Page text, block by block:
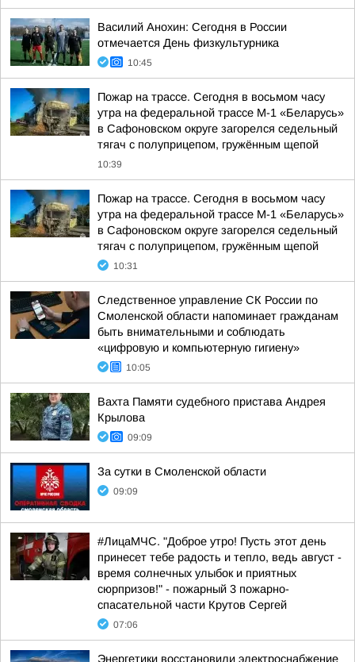
Василий Анохин: Сегодня в России
отмечается День физкультурника
10:45
Пожар на трассе. Сегодня в восьмом часу
утра на федеральной трассе М-1 «Беларусь»
в Сафоновском округе загорелся седельный
тягач с полуприцепом, гружённым щепой
10:39
Пожар на трассе. Сегодня в восьмом часу
утра на федеральной трассе М-1 «Беларусь»
в Сафоновском округе загорелся седельный
тягач с полуприцепом, гружённым щепой
10:31
Следственное управление СК России по
Смоленской области напоминает гражданам
быть внимательными и соблюдать
«цифровую и компьютерную гигиену»
10:05
Вахта Памяти судебного пристава Андрея
Крылова
09:09
За сутки в Смоленской области
09:09
#ЛицаМЧС. "Доброе утро! Пусть этот день
принесет тебе радость и тепло, ведь август -
время солнечных улыбок и приятных
сюрпризов!" - пожарный 3 пожарно-
спасательной части Крутов Сергей
07:06
Энергетики восстановили электроснабжение